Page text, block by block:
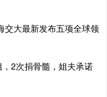
交大最新发布五项全球领
2次捐骨髓，姐夫承诺